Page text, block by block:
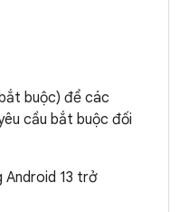
buộc) để các
cầu bắt buộc đối
Android 13 trở